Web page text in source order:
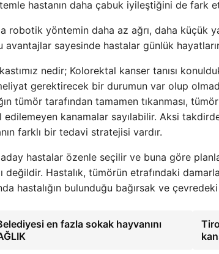
hastanın daha çabuk iyileştiğini de fark
robotik yöntemin daha az ağrı, daha küçük
avantajlar sayesinde hastalar günlük
nedir; Kolorektal kanser tanısı
gerektirecek bir durumun var olup
tümör tarafından tamamen tıkanması,
kanamalar sayılabilir. Aksi
farklı bir tedavi stratejisi vardır.
hastalar özenle seçilir ve buna göre
değildir. Hastalık, tümörün etrafındaki
hastalığın bulunduğu bağırsak ve
en fazla sokak hayvanını